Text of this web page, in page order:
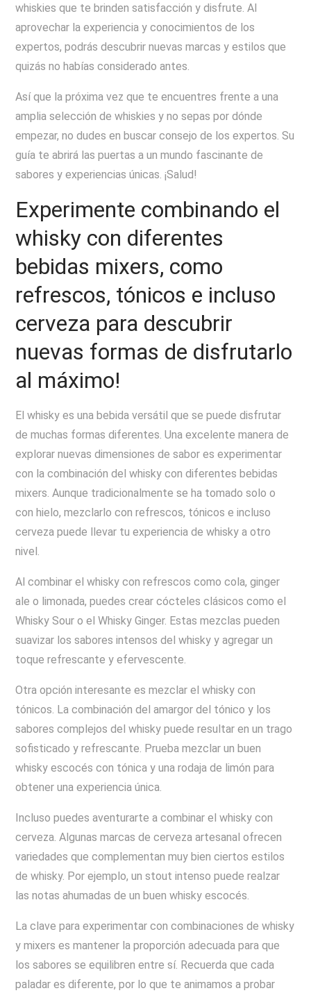
whiskies que te brinden satisfacción y disfrute. Al
aprovechar la experiencia y conocimientos de los
expertos, podrás descubrir nuevas marcas y estilos que
quizás no habías considerado antes.
Así que la próxima vez que te encuentres frente a una
amplia selección de whiskies y no sepas por dónde
empezar, no dudes en buscar consejo de los expertos. Su
guía te abrirá las puertas a un mundo fascinante de
sabores y experiencias únicas. ¡Salud!
Experimente combinando el
whisky con diferentes
bebidas mixers, como
refrescos, tónicos e incluso
cerveza para descubrir
nuevas formas de disfrutarlo
al máximo!
El whisky es una bebida versátil que se puede disfrutar
de muchas formas diferentes. Una excelente manera de
explorar nuevas dimensiones de sabor es experimentar
con la combinación del whisky con diferentes bebidas
mixers. Aunque tradicionalmente se ha tomado solo o
con hielo, mezclarlo con refrescos, tónicos e incluso
cerveza puede llevar tu experiencia de whisky a otro
nivel.
Al combinar el whisky con refrescos como cola, ginger
ale o limonada, puedes crear cócteles clásicos como el
Whisky Sour o el Whisky Ginger. Estas mezclas pueden
suavizar los sabores intensos del whisky y agregar un
toque refrescante y efervescente.
Otra opción interesante es mezclar el whisky con
tónicos. La combinación del amargor del tónico y los
sabores complejos del whisky puede resultar en un trago
sofisticado y refrescante. Prueba mezclar un buen
whisky escocés con tónica y una rodaja de limón para
obtener una experiencia única.
Incluso puedes aventurarte a combinar el whisky con
cerveza. Algunas marcas de cerveza artesanal ofrecen
variedades que complementan muy bien ciertos estilos
de whisky. Por ejemplo, un stout intenso puede realzar
las notas ahumadas de un buen whisky escocés.
La clave para experimentar con combinaciones de whisky
y mixers es mantener la proporción adecuada para que
los sabores se equilibren entre sí. Recuerda que cada
paladar es diferente, por lo que te animamos a probar